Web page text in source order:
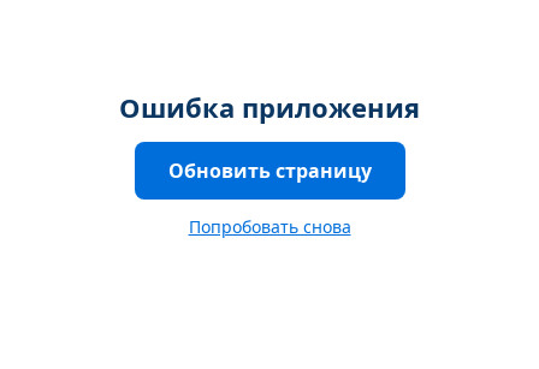
Ошибка приложения
Обновить страницу
Попробовать снова